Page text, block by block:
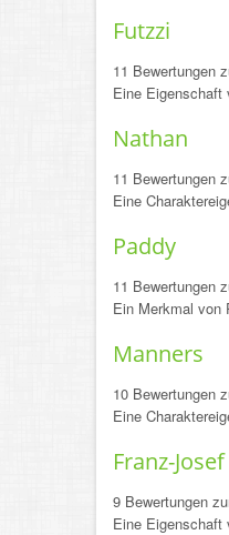
Futzzi
11 Bewertungen
Eine Eigenschaft
Nathan
11 Bewertungen
Eine
Paddy
11 Bewertungen
Ein Merkmal von
Manners
10 Bewertungen
Eine
Franz-Josef
9 Bewertungen
Eine Eigenschaft